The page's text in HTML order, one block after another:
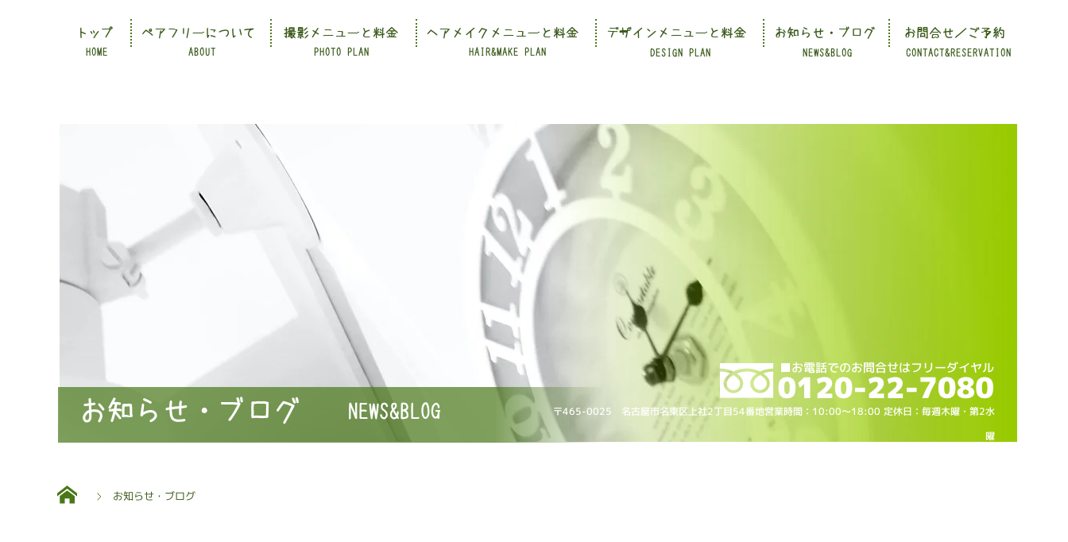
CONTACT&RESERVATION
HOME ABOUT PHOTO PLAN HAIR&MAKE PLAN DESIGN PLAN NEWS&BLOG
トップ ペアフリーについて 撮影メニューと料金 ヘアメイクメニューと料金 デザインメニューと料金 お知らせ・ブログ お問合せ／ご予約
〒465-0025 名古屋市名東区上社2丁目54番地営業時間：10:00～18:00 定休日：毎週木曜・第2水
曜
NEWS&BLOG
お知らせ・ブログ
お知らせ・ブログ